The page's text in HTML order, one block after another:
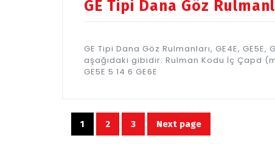
GE Tipi Dana Göz
GE Tipi Dana Göz Rulmanları, GE4E, GE5E,
aşağıdaki gibidir: Rulman Kodu İç Çapd
GE5E 5 14 6 GE6E
Yazı
Page
1 Page
2 Page
3 Next page